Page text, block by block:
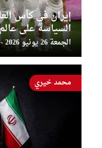
إيران في كأس
السياسة على
الجمعة 26 يونيو 2026 - 11:01:37
محمد خيري